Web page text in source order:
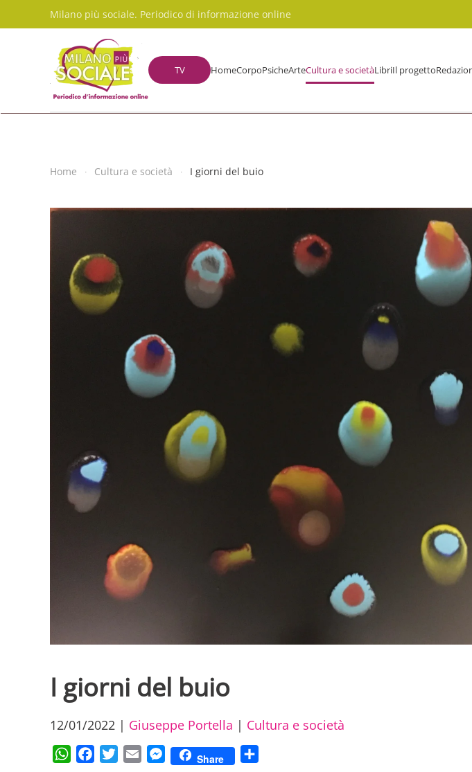
Skip to main content
Milano più sociale. Periodico di informazione online
TV HomeCorpoPsicheArteCultura e societàLibriIl progetto
Home Cultura e società I giorni del buio
I giorni del buio
12/01/2022 | Giuseppe Portella | Cultura e società
WhatsAppFacebookTwitterEmail Messenger
Share